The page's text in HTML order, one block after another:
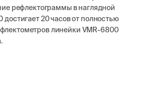
рефлектограммы в наглядной
20 часов от полностью
линейки VMR-6800